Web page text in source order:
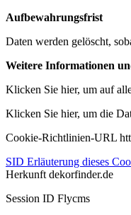
Aufbewahrungsfrist
Daten werden gelöscht,
Weitere Informationen
Klicken Sie hier, um auf
Klicken Sie hier, um die
Cookie-Richtlinien-URL
SID Erläuterung dieses
Herkunft dekorfinder.de
Session ID Flycms